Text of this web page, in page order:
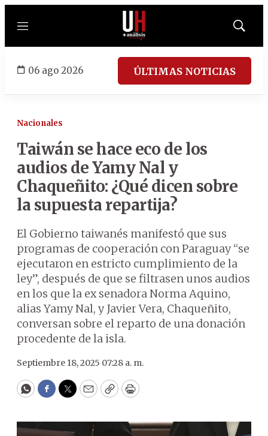
Menú
Mostrar
06 ago 2026 ÚLTIMAS NOTICIAS
Nacionales
Taiwán se hace eco de los
audios de Yamy Nal y
Chaqueñito: ¿Qué dicen sobre
la supuesta repartija?
El Gobierno taiwanés manifestó que sus
programas de cooperación con Paraguay “se
ejecutaron en estricto cumplimiento de la
ley”, después de que se filtrasen unos audios
en los que la ex senadora Norma Aquino,
alias Yamy Nal, y Javier Vera, Chaqueñito,
conversan sobre el reparto de una donación
procedente de la isla.
Septiembre 18, 2025 07:28 a. m.
WhatsApp
Facebook
Twitter
EmailCopyPrint